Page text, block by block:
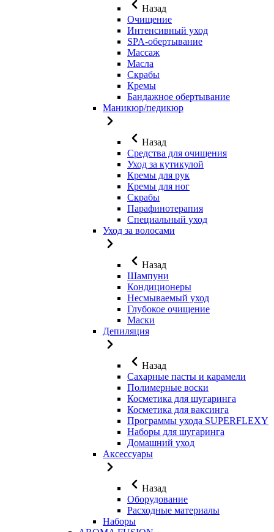
Назад
Очищение
Интенсивный уход
SPA-обертывание
Массаж
Масла
Скрабы
Кремы
Бандажное обертывание
Маникюр/педикюр
Назад
Средства для очищения
Уход за кутикулой
Кремы для рук
Кремы для ног
Скрабы
Парафинотерапия
Специальный уход
Уход за волосами
Назад
Шампуни
Кондиционеры
Несмываемый уход
Глубокое очищение
Маски
Депиляция
Назад
Сахарные пасты и карамели
Полимерные воски
Косметика для шугаринга
Косметика для ваксинга
Программы ухода SUPERFLEXY
Наборы для шугаринга
Домашний уход
Аксессуары
Назад
Оборудование
Расходные материалы
Наборы